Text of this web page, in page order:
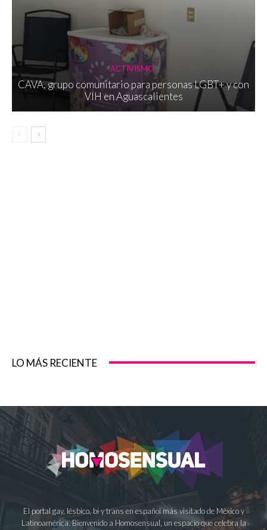
ACTIVISMO
CAVA, grupo comunitario para personas LGBT+ y con
VIH en Aguascalientes
LO MÁS RECIENTE
El portal gay, lésbico, bi y trans en español más visitado de México y
Latinoamérica. Bienvenido a Homosensual, un espacio que celebra la